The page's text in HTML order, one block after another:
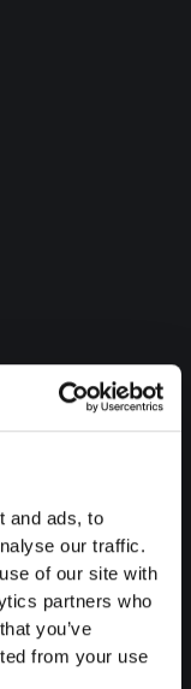
and ads, to
our traffic.
of our site with
partners who
you’ve
from your use